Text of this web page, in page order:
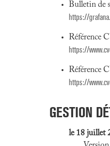
Bulletin de
https://
Référence
https://
Référence
https://
GESTION
le 18 juillet